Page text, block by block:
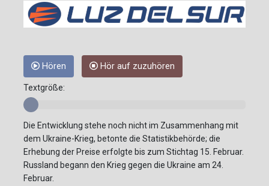
Hören Hör auf zuzuhören
Textgröße:
Die Entwicklung stehe noch nicht im Zusammenhang mit
dem Ukraine-Krieg, betonte die Statistikbehörde; die
Erhebung der Preise erfolgte bis zum Stichtag 15. Februar.
Russland begann den Krieg gegen die Ukraine am 24.
Februar.